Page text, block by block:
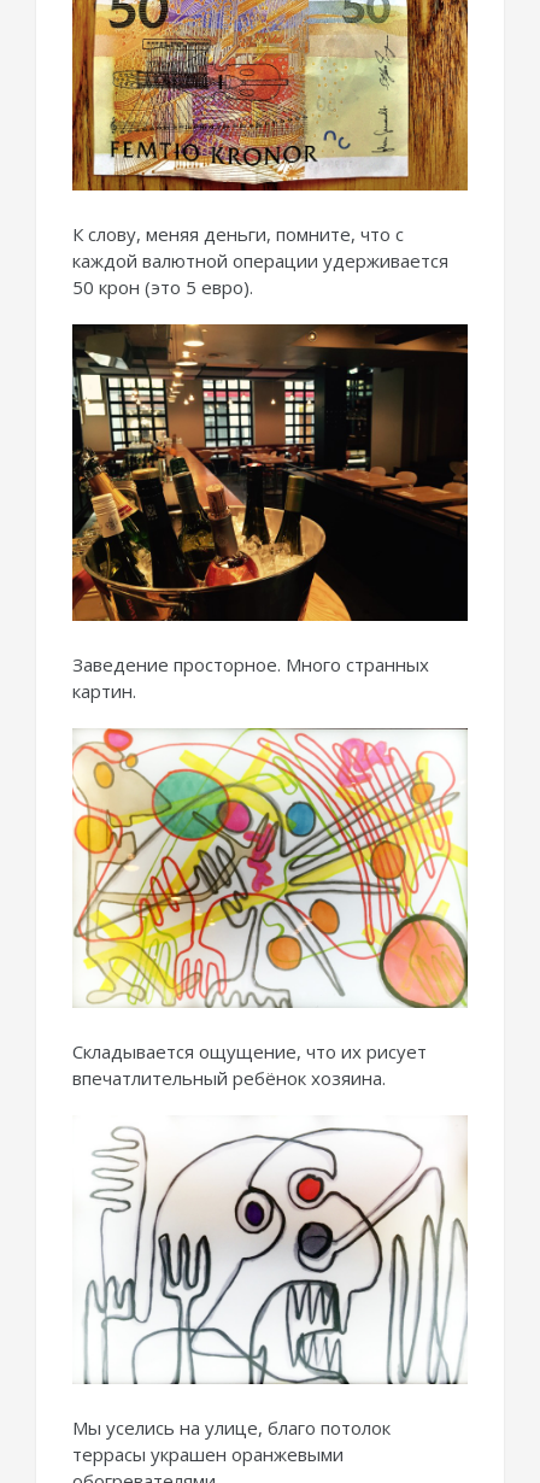
К слову, меняя деньги, помните, что с
каждой валютной операции удерживается
50 крон (это 5 евро).
Заведение просторное. Много странных
картин.
Складывается ощущение, что их рисует
впечатлительный ребёнок хозяина.
Мы уселись на улице, благо потолок
террасы украшен оранжевыми